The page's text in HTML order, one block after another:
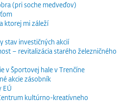
(pri soche medveďov)
ktorej mi záleží
stav investičných akcií
– revitalizácia starého železničného
v Športovej hale v Trenčíne
akcie zásobník
EÚ
kultúrno-kreatívneho